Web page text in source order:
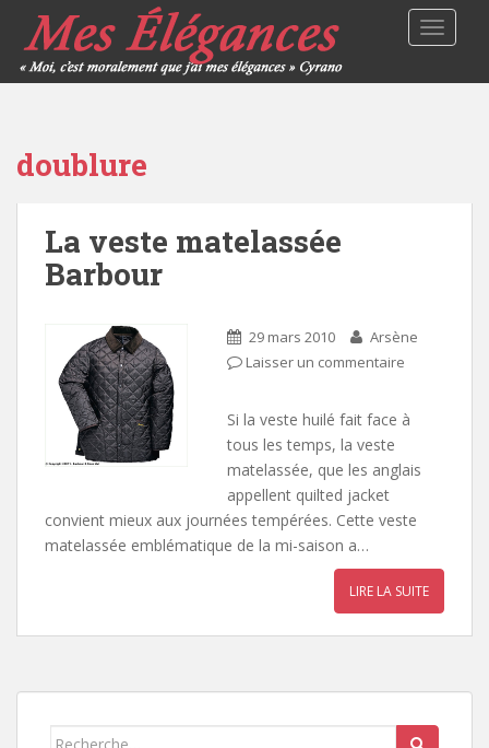
doublure
La veste matelassée
Barbour
29 mars 2010
Arsène
Laisser un commentaire
Si la veste huilé fait face à
tous les temps, la veste
matelassée, que les anglais
appellent quilted jacket
convient mieux aux journées tempérées. Cette veste
matelassée emblématique de la mi-saison a…
LIRE LA SUITE
Search